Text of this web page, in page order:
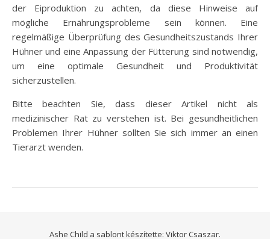
der Eiproduktion zu achten, da diese Hinweise auf
mögliche Ernährungsprobleme sein können. Eine
regelmäßige Überprüfung des Gesundheitszustands Ihrer
Hühner und eine Anpassung der Fütterung sind notwendig,
um eine optimale Gesundheit und Produktivität
sicherzustellen.
Bitte beachten Sie, dass dieser Artikel nicht als
medizinischer Rat zu verstehen ist. Bei gesundheitlichen
Problemen Ihrer Hühner sollten Sie sich immer an einen
Tierarzt wenden.
Ashe Child a sablont készítette: Viktor Csaszar.